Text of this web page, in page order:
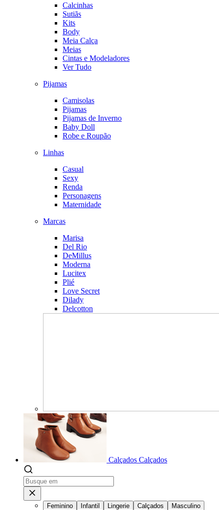
Calcinhas
Sutiãs
Kits
Body
Meia Calça
Meias
Cintas e Modeladores
Ver Tudo
Pijamas
Camisolas
Pijamas
Pijamas de Inverno
Baby Doll
Robe e Roupão
Linhas
Casual
Sexy
Renda
Personagens
Maternidade
Marcas
Marisa
Del Rio
DeMillus
Moderna
Lucitex
Plié
Love Secret
Dilady
Delcotton
Calçados Calçados
Feminino Infantil Lingerie Calçados
Masculino